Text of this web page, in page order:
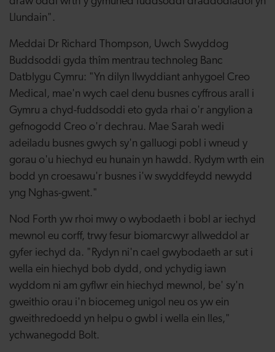
Llundain".
Meddai Dr Richard Thompson, Uwch Swyddog
Buddsoddi gyda thîm mentrau technoleg Banc
Datblygu Cymru: "Yn dilyn llwyddiant anhygoel Creo
Medical, mae'n wych cael denu busnes cyffrous arall i
Gymru a chyd-fuddsoddi eto gyda rhai o'r angylion a
gefnogodd Creo o'r dechrau. Mae Sarah wedi
adeiladu busnes gwych sy'n galluogi pobl i wneud y
gorau o'u hiechyd eu hunain yn hawdd. Rydym wrth ein
bodd yn croesawu'r busnes i'w swyddfeydd newydd
yng Nghas-gwent."
Nod Forth yw rhoi mwy o wybodaeth i bobl ar iechyd
mewnol eu corff, trwy fesur biomarcwyr allweddol ar
gyfer iechyd da. "Rydyn ni'n cael gwybodaeth ar sut i
wella ein hiechyd bob dydd, ond ychydig iawn
wyddom ni am gyflwr ein hiechyd mewnol, be' sy'n
gweithio orau i'n biocemeg unigol neu os yw ein
gweithredoedd yn helpu o gwbl i wella ein lles,"
ychwanegodd Bolt.